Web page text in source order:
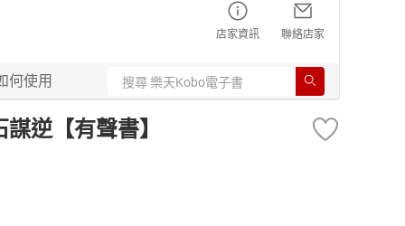
店家資訊 聯絡店家
何使用
逆【有聲書】